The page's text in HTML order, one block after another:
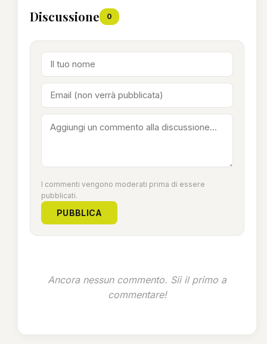
Discussione 0
I commenti vengono moderati prima di essere
pubblicati.
PUBBLICA
Ancora nessun commento. Sii il primo a
commentare!